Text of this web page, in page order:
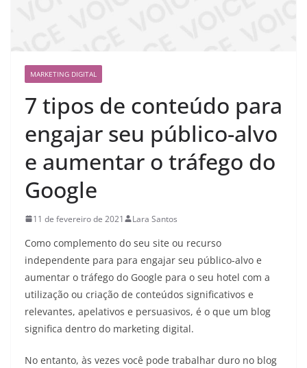
MARKETING DIGITAL
7 tipos de conteúdo para
engajar seu público-alvo
e aumentar o tráfego do
Google
11 de fevereiro de 2021 Lara Santos
Como complemento do seu site ou recurso
independente para para engajar seu público-alvo e
aumentar o tráfego do Google para o seu hotel com a
utilização ou criação de conteúdos significativos e
relevantes, apelativos e persuasivos, é o que um blog
significa dentro do marketing digital.
No entanto, às vezes você pode trabalhar duro no blog